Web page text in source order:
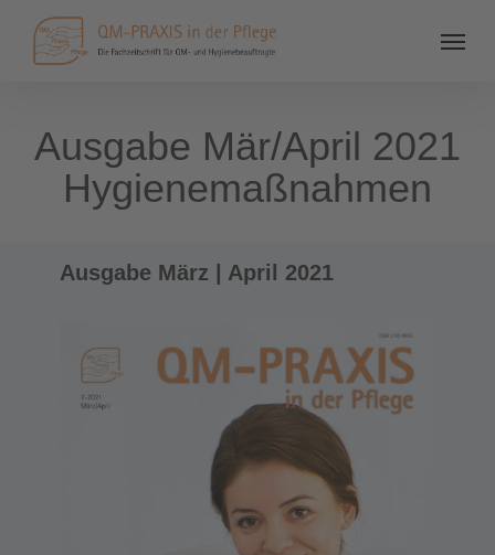
Ausgabe Mär/April 2021
Hygienemaßnahmen
Ausgabe März | April 2021